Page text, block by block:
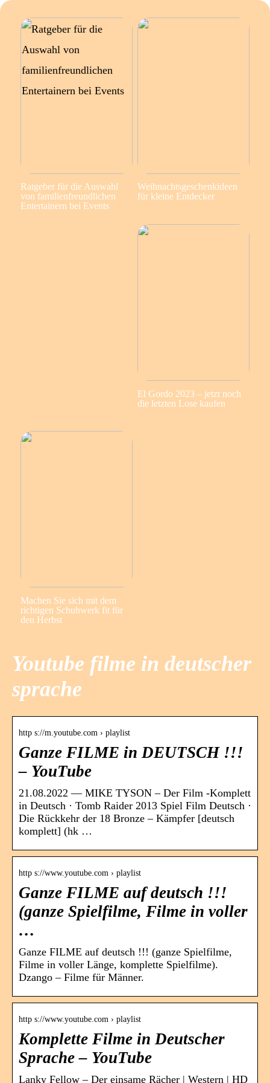
Ratgeber für die Auswahl
von familienfreundlichen
Entertainern bei Events
Weihnachtsgeschenkideen
für kleine Entdecker
El Gordo 2023 – jetzt noch
die letzten Lose kaufen
Machen Sie sich mit dem
richtigen Schuhwerk fit für
den Herbst
Youtube filme in deutscher
sprache
http s://m.youtube.com › playlist
Ganze FILME in DEUTSCH !!!
– YouTube
21.08.2022 — MIKE TYSON – Der Film -Komplett
in Deutsch · Tomb Raider 2013 Spiel Film Deutsch ·
Die Rückkehr der 18 Bronze – Kämpfer [deutsch
komplett] (hk …
http s://www.youtube.com › playlist
Ganze FILME auf deutsch !!!
(ganze Spielfilme, Filme in voller
…
Ganze FILME auf deutsch !!! (ganze Spielfilme,
Filme in voller Länge, komplette Spielfilme).
Dzango – Filme für Männer.
http s://www.youtube.com › playlist
Komplette Filme in Deutscher
Sprache – YouTube
Lanky Fellow – Der einsame Rächer | Western | HD